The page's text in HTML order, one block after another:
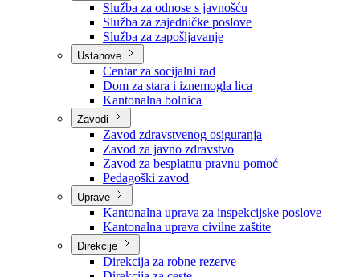
Služba za odnose s javnošću
Služba za zajedničke poslove
Služba za zapošljavanje
Ustanove
Centar za socijalni rad
Dom za stara i iznemogla lica
Kantonalna bolnica
Zavodi
Zavod zdravstvenog osiguranja
Zavod za javno zdravstvo
Zavod za besplatnu pravnu pomoć
Pedagoški zavod
Uprave
Kantonalna uprava za inspekcijske poslove
Kantonalna uprava civilne zaštite
Direkcije
Direkcija za robne rezerve